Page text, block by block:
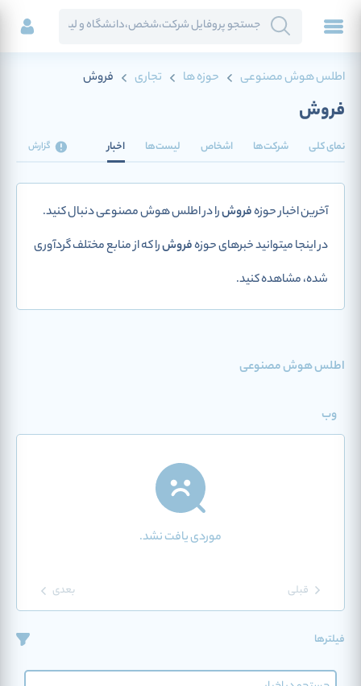
اطلس هوش مصنوعی حوزه ها تجاری فروش
فروش
نمای کلی شرکت‌ها اشخاص لیست‌ها اخبار گزارش
آخرین اخبار حوزهفروشرا در اطلس هوش مصنوعی دنبال کنید.
در اینجا میتوانید خبرهای حوزهفروشرا که از منابع مختلف گردآوری
شده، مشاهده کنید.
اطلس هوش مصنوعی
وب
موردی یافت نشد.
قبلی بعدی
فیلترها